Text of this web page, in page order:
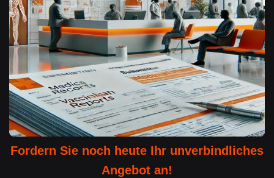
Fordern Sie noch heute Ihr unverbindliches
Angebot an!